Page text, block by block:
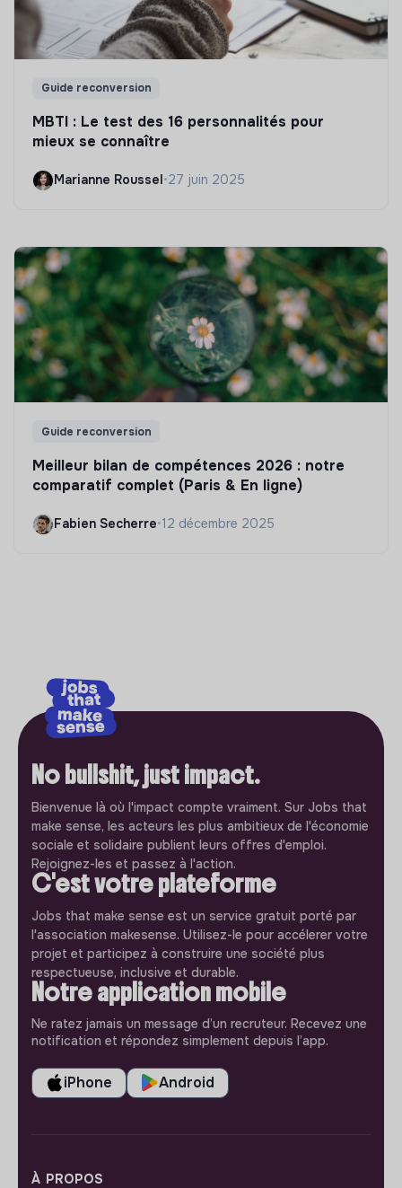
Guide reconversion
MBTI : Le test des 16 personnalités pour
mieux se connaître
Marianne Roussel •27 juin 2025
Guide reconversion
Meilleur bilan de compétences 2026 : notre
comparatif complet (Paris & En ligne)
Fabien Secherre•12 décembre 2025
No bullshit, just impact.
Bienvenue là où l'impact compte vraiment. Sur Jobs that
make sense, les acteurs les plus ambitieux de l'économie
sociale et solidaire publient leurs offres d'emploi.
Rejoignez-les et passez à l'action.
C'est votre plateforme
Jobs that make sense est un service gratuit porté par
l'association makesense. Utilisez-le pour accélerer votre
projet et participez à construire une société plus
respectueuse, inclusive et durable.
Notre application mobile
Ne ratez jamais un message d’un recruteur. Recevez une
notification et répondez simplement depuis l’app.
iPhone Android
À PROPOS